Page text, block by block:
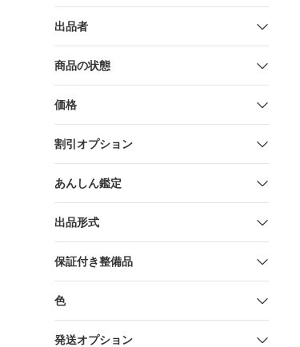
出品者
商品の状態
価格
割引オプション
あんしん鑑定
出品形式
保証付き整備品
色
発送オプション